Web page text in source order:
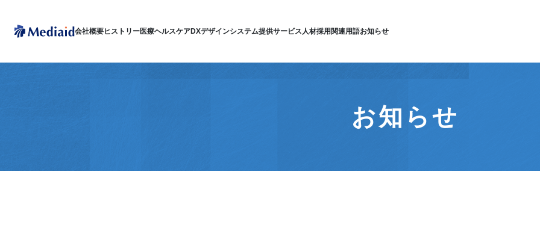
会社概要ヒストリー医療ヘルスケアDXデザインシステム提供サービス 人材採用関連用語お知らせ
お知らせ